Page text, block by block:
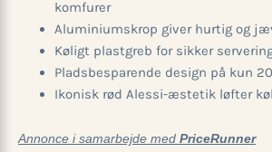
komfurer
Aluminiumskrop giver hurtig og
Køligt plastgreb for sikker
Pladsbesparende design på kun
Ikonisk rød Alessi-æstetik løfter
Annonce i samarbejde med PriceRunner